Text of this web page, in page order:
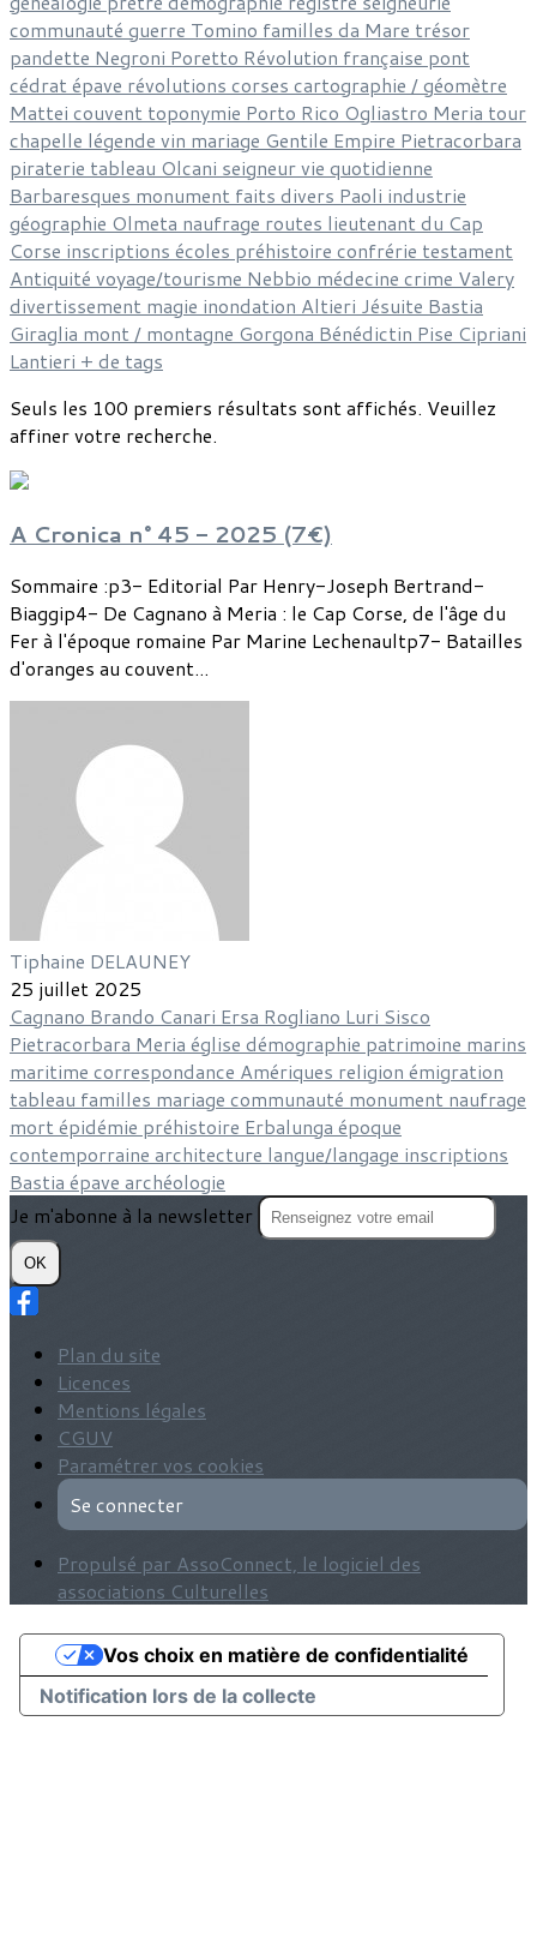
communauté guerre Tomino familles da Mare trésor
pandette Negroni Poretto Révolution française pont
cédratépave révolutions corses cartographie / géomètre
Mattei couvent toponymie Porto Rico Ogliastro Meria tour
chapelle légende vin mariage Gentile Empire Pietracorbara
piraterie tableau Olcani seigneurvie quotidienne
Barbaresques monument faits divers Paoli industrie
géographie Olmeta naufrage routes lieutenant du Cap
Corse inscriptions écoles préhistoire confrérie testament
Antiquité voyage/tourisme Nebbio médecine crime Valery
divertissement magie inondation Altieri Jésuite Bastia
Giraglia mont / montagne Gorgona Bénédictin Pise Cipriani
Lantieri + de tags
Seuls les 100 premiers résultats sont affichés. Veuillez
affiner votre recherche.
A Cronica n° 45 - 2025 (7€)
Sommaire :p3- Editorial Par Henry-Joseph Bertrand-
Biaggip4- De Cagnano à Meria : le Cap Corse, de l'âge du
Fer à l'époque romaine Par Marine Lechenaultp7- Batailles
d'oranges au couvent...
Tiphaine DELAUNEY
25 juillet 2025
Cagnano Brando Canari Ersa Rogliano Luri Sisco
Pietracorbara Meria église démographie patrimoine marins
maritime correspondance Amériques religion émigration
tableau familles mariage communauté monument naufrage
mortépidémie préhistoire Erbalunga époque
contemporraine architecture langue/langage inscriptions
Bastia épave archéologie
Je m'abonne à la newsletter
OK
Plan du site
Licences
Mentions légales
CGUV
Paramétrer vos cookies
Se connecter
Propulsé par AssoConnect, le logiciel des
associations Culturelles
Notification lors de la collecte
Vos choix en matière de confidentialité